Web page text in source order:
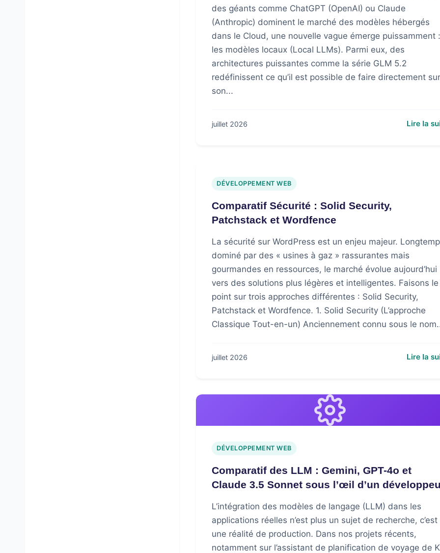
des géants comme ChatGPT (OpenAI) ou Claude
(Anthropic) dominent le marché des modèles hébergés
dans le Cloud, une nouvelle vague émerge puissamment :
les modèles locaux (Local LLMs). Parmi eux, des
architectures puissantes comme la série GLM 5.2
redéfinissent ce qu’il est possible de faire directement sur
son...
juillet 2026 Lire la
DÉVELOPPEMENT WEB
Comparatif Sécurité : Solid Security,
Patchstack et Wordfence
La sécurité sur WordPress est un enjeu majeur.
dominé par des « usines à gaz » rassurantes mais
gourmandes en ressources, le marché évolue aujourd’hui
vers des solutions plus légères et intelligentes. Faisons le
point sur trois approches différentes : Solid Security,
Patchstack et Wordfence. 1. Solid Security (L’approche
Classique Tout-en-un) Anciennement connu sous le
juillet 2026 Lire la
DÉVELOPPEMENT WEB
Comparatif des LLM : Gemini, GPT-4o et
Claude 3.5 Sonnet sous l’œil d’un
L’intégration des modèles de langage (LLM) dans les
applications réelles n’est plus un sujet de recherche, c’est
une réalité de production. Dans nos projets récents,
notamment sur l’assistant de planification de voyage de